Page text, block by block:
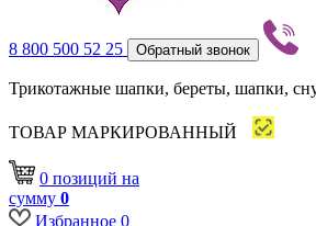
8 800 500 52 25 Обратный звонок
Трикотажные шапки, береты, шапки,
ТОВАР МАРКИРОВАННЫЙ
0 позиций на
сумму 0
Избранное 0